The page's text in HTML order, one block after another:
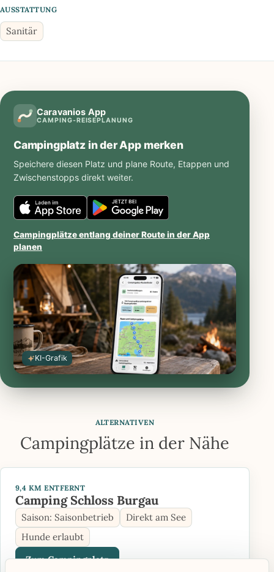
AUSSTATTUNG
Sanitär
KI-Grafik
Caravanios App
CAMPING-REISEPLANUNG
Campingplatz in der App merken
Speichere diesen Platz und plane Route, Etappen und
Zwischenstopps direkt weiter.
Caravanios
iOS
App
Store
öffnen
Caravanios
Google
öffnen
Campingplätze entlang deiner Route in der App
planen
ALTERNATIVEN
Campingplätze in der Nähe
9,4 KM ENTFERNT
Camping Schloss Burgau
Saison: Saisonbetrieb
Direkt am See
Hunde erlaubt
Zum Campingplatz